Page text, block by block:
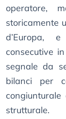
operatore,
storicamente
d’Europa,
consecutive
segnale da
bilanci per
strutturale.